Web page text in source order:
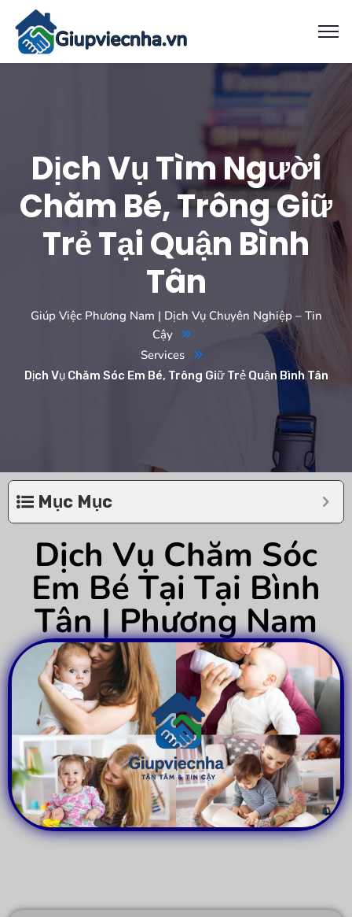
Dịch Vụ Tìm Người
Chăm Bé, Trông Giữ
Trẻ Tại Quận Bình
Tân
Giúp Việc Phương Nam | Dịch Vụ Chuyên Nghiệp – Tin
Cậy
Services
Dịch Vụ Chăm Sóc Em Bé, Trông Giữ Trẻ Quận Bình Tân
Mục Mục
Dịch Vụ Chăm Sóc
Em Bé Tại Tại Bình
Tân | Phương Nam